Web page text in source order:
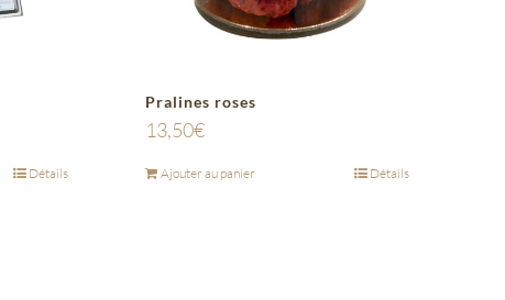
Détails
Pralines roses
13,50€
Ajouter au panier Détails